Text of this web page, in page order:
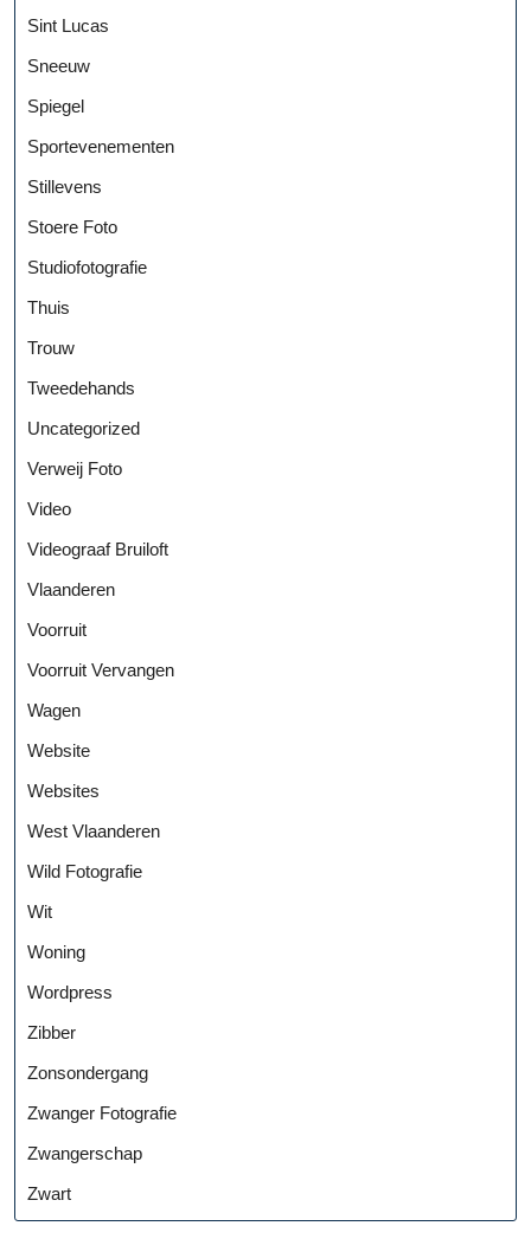
Sint Lucas
Sneeuw
Spiegel
Sportevenementen
Stillevens
Stoere Foto
Studiofotografie
Thuis
Trouw
Tweedehands
Uncategorized
Verweij Foto
Video
Videograaf Bruiloft
Vlaanderen
Voorruit
Voorruit Vervangen
Wagen
Website
Websites
West Vlaanderen
Wild Fotografie
Wit
Woning
Wordpress
Zibber
Zonsondergang
Zwanger Fotografie
Zwangerschap
Zwart